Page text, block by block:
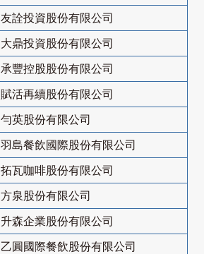
友詮投資股份有限公司
大鼎投資股份有限公司
承豐控股股份有限公司
賦活再續股份有限公司
勻英股份有限公司
羽島餐飲國際股份有限公司
拓瓦咖啡股份有限公司
方泉股份有限公司
升森企業股份有限公司
乙圓國際餐飲股份有限公司